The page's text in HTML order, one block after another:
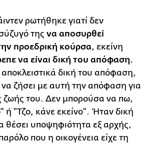
ρωτήθηκε γιατί δεν
της να αποσυρθεί
προεδρική κούρσα, εκείνη
να είναι δική του απόφαση.
αποκλειστικά δική του απόφαση,
να ζήσει με αυτή την απόφαση για
ζωής του. Δεν μπορούσα να πω,
ή "Τζο, κάνε εκείνο". Ήταν δική
θέσει υποψηφιότητα εξ αρχής,
που η οικογένεια είχε τη